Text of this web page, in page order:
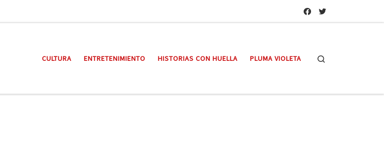
CULTURA ENTRETENIMIENTO HISTORIAS CON HUELLA PLUMA VIOLETA